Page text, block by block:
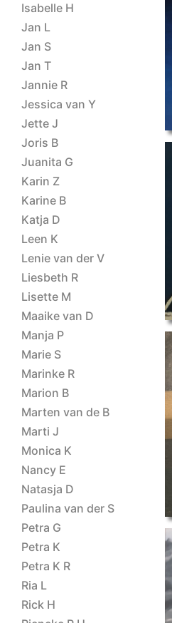
Isabelle H
Jan L
Jan S
Jan T
Jannie R
Jessica van Y
Jette J
Joris B
Juanita G
Karin Z
Karine B
Katja D
Leen K
Lenie van der V
Liesbeth R
Lisette M
Maaike van D
Manja P
Marie S
Marinke R
Marion B
Marten van de B
Marti J
Monica K
Nancy E
Natasja D
Paulina van der S
Petra G
Petra K
Petra K R
Ria L
Rick H